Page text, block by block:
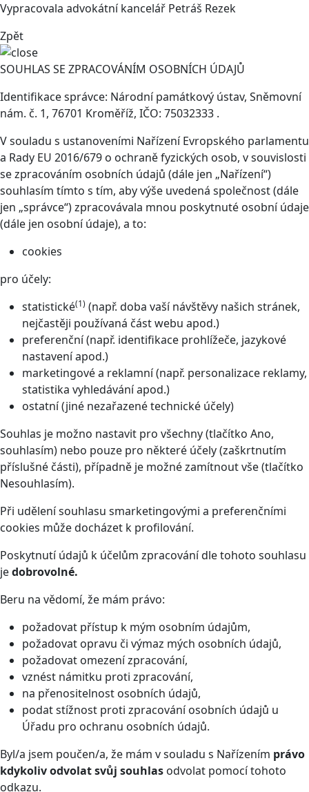
Vypracovala advokátní kancelář Petráš Rezek
Zpět
SOUHLAS SE ZPRACOVÁNÍM OSOBNÍCH ÚDAJŮ
Identifikace správce: Národní památkový ústav, Sněmovní
nám. č. 1, 76701 Kroměříž, IČO: 75032333 .
V souladu s ustanoveními Nařízení Evropského parlamentu
a Rady EU 2016/679 o ochraně fyzických osob, v souvislosti
se zpracováním osobních údajů (dále jen „Nařízení“)
souhlasím tímto s tím, aby výše uvedená společnost (dále
jen „správce“) zpracovávala mnou poskytnuté osobní údaje
(dále jen osobní údaje), a to:
cookies
pro účely:
statistické(1) (např. doba vaší návštěvy našich stránek,
nejčastěji používaná část webu apod.)
preferenční (např. identifikace prohlížeče, jazykové
nastavení apod.)
marketingové a reklamní (např. personalizace reklamy,
statistika vyhledávání apod.)
ostatní (jiné nezařazené technické účely)
Souhlas je možno nastavit pro všechny (tlačítko Ano,
souhlasím) nebo pouze pro některé účely (zaškrtnutím
příslušné části), případně je možné zamítnout vše (tlačítko
Nesouhlasím).
Při udělení souhlasu smarketingovými a preferenčními
cookies může docházet k profilování.
Poskytnutí údajů k účelům zpracování dle tohoto souhlasu
jedobrovolné.
Beru na vědomí, že mám právo:
požadovat přístup k mým osobním údajům,
požadovat opravu či výmaz mých osobních údajů,
požadovat omezení zpracování,
vznést námitku proti zpracování,
na přenositelnost osobních údajů,
podat stížnost proti zpracování osobních údajů u
Úřadu pro ochranu osobních údajů.
Byl/a jsem poučen/a, že mám v souladu s Nařízením právo
kdykoliv odvolat svůj souhlas odvolat pomocí tohoto
odkazu.